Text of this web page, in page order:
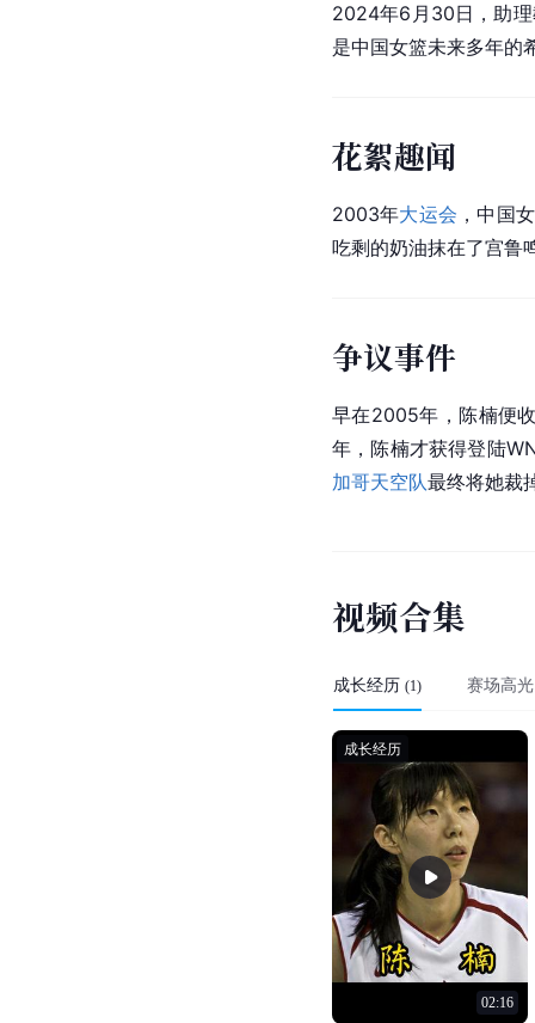
2024年6月30日，助
是中国女篮未来多年的
花絮趣闻
2003年大运会 ，中国
吃剩的奶油抹在了宫鲁
争议事件
早在2005年，陈楠便
年，陈楠才获得登陆
加哥天空队最终将她裁
视频合集
成长经历 (1) 赛场高光
02:16
成长经历